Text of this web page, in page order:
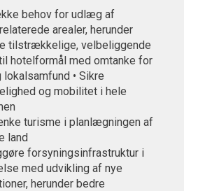
behov for udlæg af
arealer, herunder
tilstrækkelige, velbeliggende
hotelformål med omtanke for
lokalsamfund • Sikre
og mobilitet i hele
turisme i planlægningen af
land
forsyningsinfrastruktur i
med udvikling af nye
herunder bedre